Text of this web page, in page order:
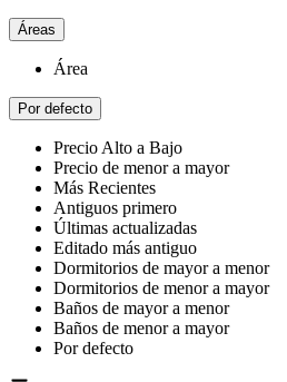
Áreas
Área
Por defecto
Precio Alto a Bajo
Precio de menor a mayor
Más Recientes
Antiguos primero
Últimas actualizadas
Editado más antiguo
Dormitorios de mayor a menor
Dormitorios de menor a mayor
Baños de mayor a menor
Baños de menor a mayor
Por defecto